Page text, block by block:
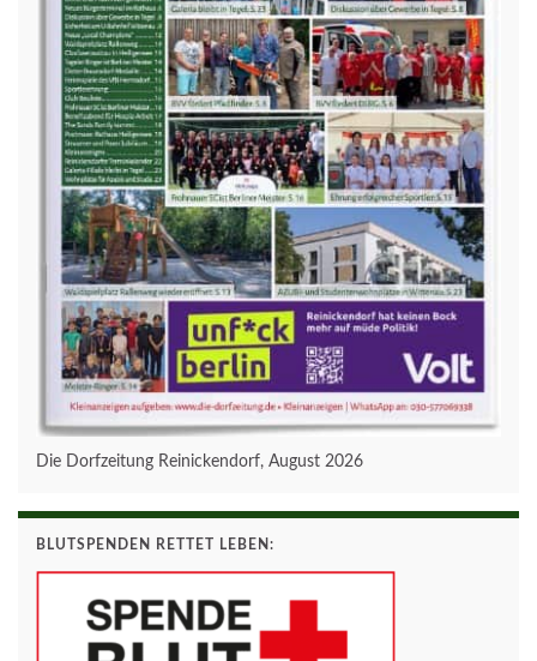
Die Dorfzeitung Reinickendorf, August 2026
BLUTSPENDEN RETTET LEBEN: